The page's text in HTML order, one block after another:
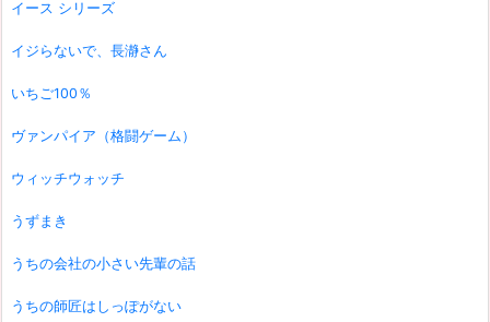
イース シリーズ
イジらないで、長瀞さん
いちご100％
ヴァンパイア（格闘ゲーム）
ウィッチウォッチ
うずまき
うちの会社の小さい先輩の話
うちの師匠はしっぽがない